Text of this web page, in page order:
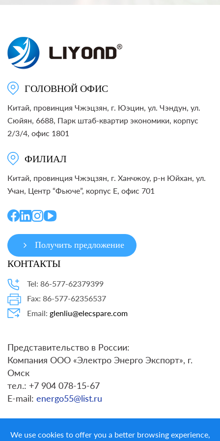
ГОЛОВНОЙ ОФИС
Китай, провинция Чжэцзян, г. Юэцин, ул. Чэндун, ул.
Сюйян, 6688, Парк штаб-квартир экономики, корпус
2/3/4, офис 1801
ФИЛИАЛ
Китай, провинция Чжэцзян, г. Ханчжоу, р-н Юйхан, ул.
Учан, Центр “Фьюче”, корпус E, офис 701
Получить предложение
КОНТАКТЫ
Tel: 86-577-62379399
Fax: 86-577-62356537
Email: glenliu@elecspare.com
Представительство в России:
Компания ООО «Электро Энерго Экспорт», г.
Омск
тел.: +7 904 078-15-67
E-mail: energo55@list.ru
We use cookies to offer you a better browsing experience,